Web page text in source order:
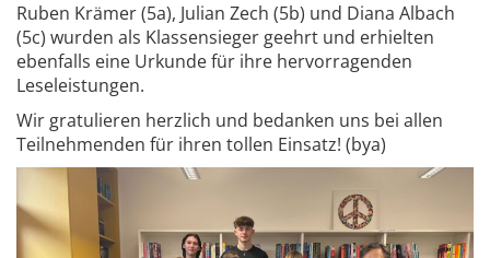
Ruben Krämer (5a), Julian Zech (5b) und Diana Albach
(5c) wurden als Klassensieger geehrt und erhielten
ebenfalls eine Urkunde für ihre hervorragenden
Leseleistungen.
Wir gratulieren herzlich und bedanken uns bei allen
Teilnehmenden für ihren tollen Einsatz! (bya)